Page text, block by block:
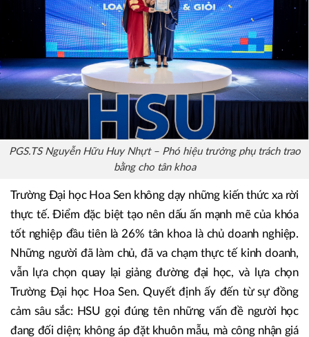
PGS.TS Nguyễn Hữu Huy Nhựt – Phó hiệu trưởng phụ trách trao
bằng cho tân khoa
Trường Đại học Hoa Sen không dạy những kiến thức xa rời
thực tế. Điểm đặc biệt tạo nên dấu ấn mạnh mẽ của khóa
tốt nghiệp đầu tiên là 26% tân khoa là chủ doanh nghiệp.
Những người đã làm chủ, đã va chạm thực tế kinh doanh,
vẫn lựa chọn quay lại giảng đường đại học, và lựa chọn
Trường Đại học Hoa Sen. Quyết định ấy đến từ sự đồng
cảm sâu sắc: HSU gọi đúng tên những vấn đề người học
đang đối diện; không áp đặt khuôn mẫu, mà công nhận giá